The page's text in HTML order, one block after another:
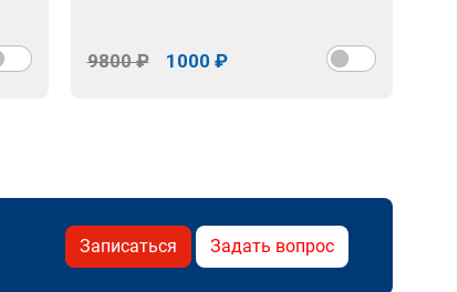
9800 ₽ 1000 ₽
Записаться Задать вопрос